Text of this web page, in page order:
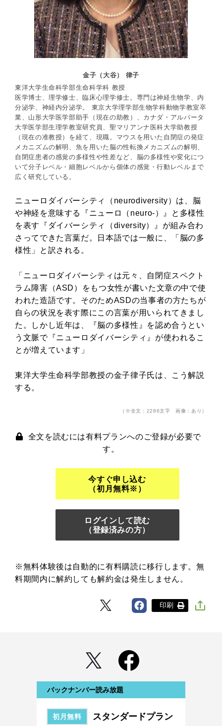
金子（大谷） 律子
東洋大学生命科学部生命科学科 教授
医学博士、理学修士、臨床心理学修士。専門は神経生物学、内
分泌学、神経内分泌学。 東京大学理学部生物学科動物学教室卒
業、山形大学医学部助手（現在の助教）、カナダ・アルバータ
大学医学部生理学教室研究員、聖マリアンナ医科大学助教授
（現在の准教授）を経て、現職。マウスを用いた自閉症の発症
メカニズムの解明、魚を用いた脳の性転換メカニズムの解明、
自閉症患者の感覚の多様性や性差など、脳の多様性や変化につ
いて分子レベル・細胞レベルから個体の感覚・行動レベルまで
広く研究している。
ニューロダイバーシティ（neurodiversity）は、脳
や神経を意味する『ニューロ（neuro-）』と多様性
を表す『ダイバーシティ（diversity）』が組み合わ
さってできた言葉だ。日本語では一般に、「脳の多
様性」と訳される。
「ニューロダイバーシティは元々、自閉症スペクト
ラム障害（ASD）をもつ女性が書いた文章の中で使
われた造語です。そのためASDの当事者の方たちが
自らの状況を表す際にこの言葉が用いられてきまし
た。しかし近年は、『脳の多様性』を認め合うとい
う文脈で『ニューロダイバーシティ』が使われるこ
とが増えています」
東洋大学生命科学部教授の金子律子氏は、こう解説
する。
（※全文：2286文字 画像：あり）
全文を読むには有料プランへのご登録が必要で
す。
今すぐ申し込む
（初月無料※）
ログインして読む
（登録済みの方）
※無料体験後は自動的に有料購読に移行します。無
料期間内に解約しても解約金は発生しません。
印刷
バックナンバー読み放題
初月無料 スタンダードプラン